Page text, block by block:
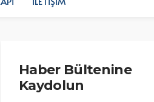
Haber Bültenine
Kaydolun